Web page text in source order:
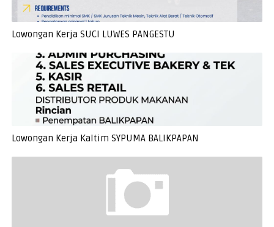
Lowongan Kerja SUCI LUWES PANGESTU
Lowongan Kerja Kaltim SYPUMA BALIKPAPAN